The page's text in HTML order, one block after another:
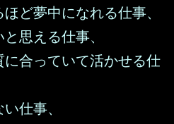
ど夢中になれる仕事、
思える仕事、
に合っていて活かせる仕
仕事、